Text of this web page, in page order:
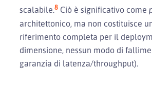
scalabile.8 Ciò è significativo come
architettonico, ma non costituisce
riferimento completa per il
dimensione, nessun modo di
garanzia di latenza/throughput).